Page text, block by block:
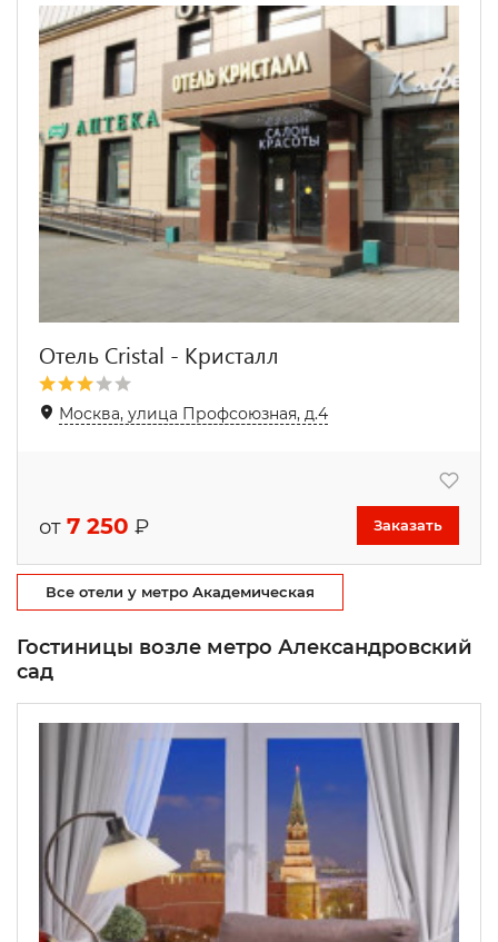
Отель Cristal - Кристалл
Москва, улица Профсоюзная, д.4
от 7 250 ₽ Заказать
Все отели у метро Академическая
Гостиницы возле метро Александровский
сад